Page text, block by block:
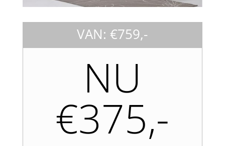
VAN: €759,-
NU
€375,-